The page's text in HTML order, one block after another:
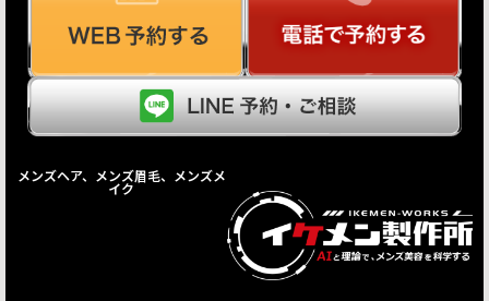
メンズヘア、メンズ眉毛、メンズメ
イク